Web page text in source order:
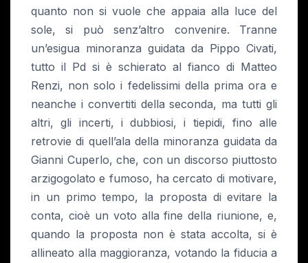
quanto non si vuole che appaia alla luce del
sole, si può senz’altro convenire. Tranne
un’esigua minoranza guidata da Pippo Civati,
tutto il Pd si è schierato al fianco di Matteo
Renzi, non solo i fedelissimi della prima ora e
neanche i convertiti della seconda, ma tutti gli
altri, gli incerti, i dubbiosi, i tiepidi, fino alle
retrovie di quell’ala della minoranza guidata da
Gianni Cuperlo, che, con un discorso piuttosto
arzigogolato e fumoso, ha cercato di motivare,
in un primo tempo, la proposta di evitare la
conta, cioè un voto alla fine della riunione, e,
quando la proposta non è stata accolta, si è
allineato alla maggioranza, votando la fiducia a